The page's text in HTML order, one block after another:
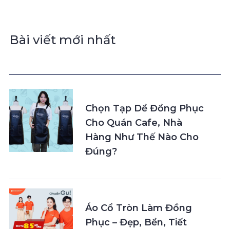
Bài viết mới nhất
Chọn Tạp Dề Đồng Phục
Cho Quán Cafe, Nhà
Hàng Như Thế Nào Cho
Đúng?
Áo Cổ Tròn Làm Đồng
Phục – Đẹp, Bền, Tiết